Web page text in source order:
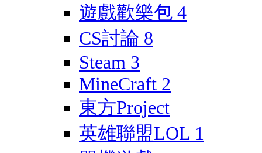
遊戲歡樂包 4
CS討論 8
Steam 3
MineCraft 2
東方Project
英雄聯盟LOL 1